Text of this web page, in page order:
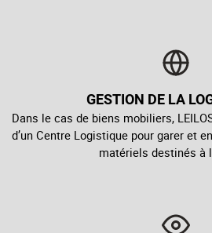
GESTION DE LA
Dans le cas de biens mobiliers,
d’un Centre Logistique pour garer et
matériels destinés à